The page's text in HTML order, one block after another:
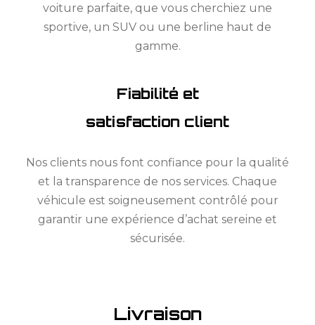
voiture parfaite, que vous cherchiez une
sportive, un SUV ou une berline haut de
gamme.
Fiabilité et
satisfaction client
Nos clients nous font confiance pour la qualité
et la transparence de nos services. Chaque
véhicule est soigneusement contrôlé pour
garantir une expérience d’achat sereine et
sécurisée.
Livraison